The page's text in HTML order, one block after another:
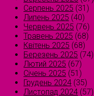
Серпень 2025 (31)
Липень 2025 (40)
Червень 2025 (76)
Травень 2025 (68)
Квітень 2025 (68)
Березень 2025 (74)
Лютий 2025 (67)
Січень 2025 (51)
Грудень 2024 (35)
Листопад 2024 (57)